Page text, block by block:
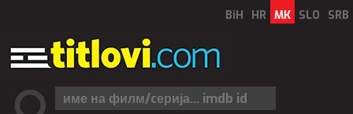
BiH HR MK SLO SRB